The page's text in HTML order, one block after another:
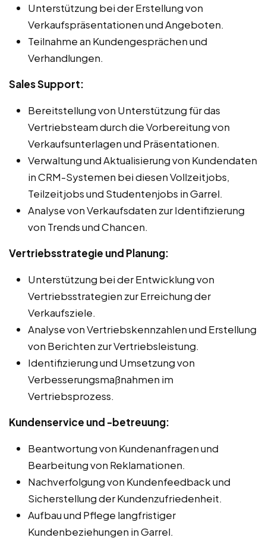
Unterstützung bei der Erstellung von
Verkaufspräsentationen und Angeboten.
Teilnahme an Kundengesprächen und
Verhandlungen.
Sales Support:
Bereitstellung von Unterstützung für das
Vertriebsteam durch die Vorbereitung von
Verkaufsunterlagen und Präsentationen.
Verwaltung und Aktualisierung von Kundendaten
in CRM-Systemen bei diesen Vollzeitjobs,
Teilzeitjobs und Studentenjobs in Garrel.
Analyse von Verkaufsdaten zur Identifizierung
von Trends und Chancen.
Vertriebsstrategie und Planung:
Unterstützung bei der Entwicklung von
Vertriebsstrategien zur Erreichung der
Verkaufsziele.
Analyse von Vertriebskennzahlen und Erstellung
von Berichten zur Vertriebsleistung.
Identifizierung und Umsetzung von
Verbesserungsmaßnahmen im
Vertriebsprozess.
Kundenservice und -betreuung:
Beantwortung von Kundenanfragen und
Bearbeitung von Reklamationen.
Nachverfolgung von Kundenfeedback und
Sicherstellung der Kundenzufriedenheit.
Aufbau und Pflege langfristiger
Kundenbeziehungen in Garrel.